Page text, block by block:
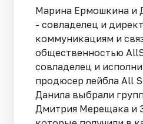
Марина Ермошкина и
- совладелец и
коммуникациям и
общественностью
совладелец и
продюсер лейбла All
Данила выбрали
Дмитрия Мерещака и